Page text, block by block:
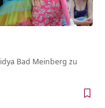
Bad Meinberg zu